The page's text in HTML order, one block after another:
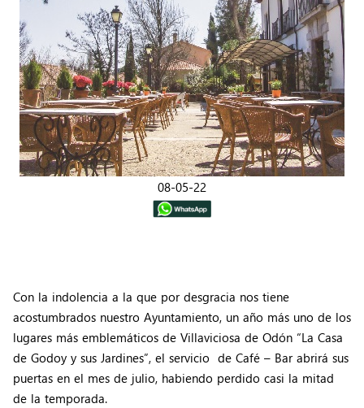
08-05-22
Con la indolencia a la que por desgracia nos tiene
acostumbrados nuestro Ayuntamiento, un año más uno de los
lugares más emblemáticos de Villaviciosa de Odón “La Casa
de Godoy y sus Jardines”, el servicio de Café – Bar abrirá sus
puertas en el mes de julio, habiendo perdido casi la mitad
de la temporada.